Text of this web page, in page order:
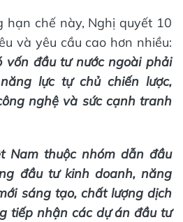
hạn chế này, Nghị quyết 10
và yêu cầu cao hơn nhiều:
vốn đầu tư nước ngoài phải
lực tự chủ chiến lược,
nghệ và sức cạnh tranh
Nam thuộc nhóm dẫn đầu
đầu tư kinh doanh, năng
sáng tạo, chất lượng dịch
tiếp nhận các dự án đầu tư